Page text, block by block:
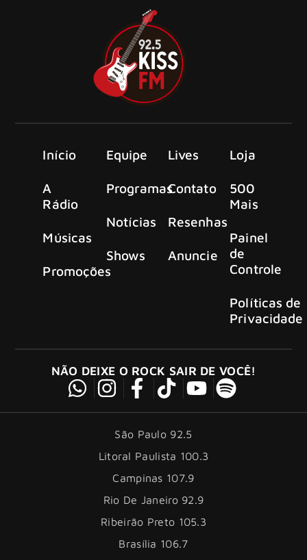
Início
A
Rádio
Músicas
Promoções
Equipe
Programas
Notícias
Shows
Lives
Contato
Resenhas
Anuncie
Loja
500
Mais
Painel
de
Controle
Políticas de
Privacidade
NÃO DEIXE O ROCK SAIR DE VOCÊ!
São Paulo 92.5
Litoral Paulista 100.3
Campinas 107.9
Rio De Janeiro 92.9
Ribeirão Preto 105.3
Brasília 106.7